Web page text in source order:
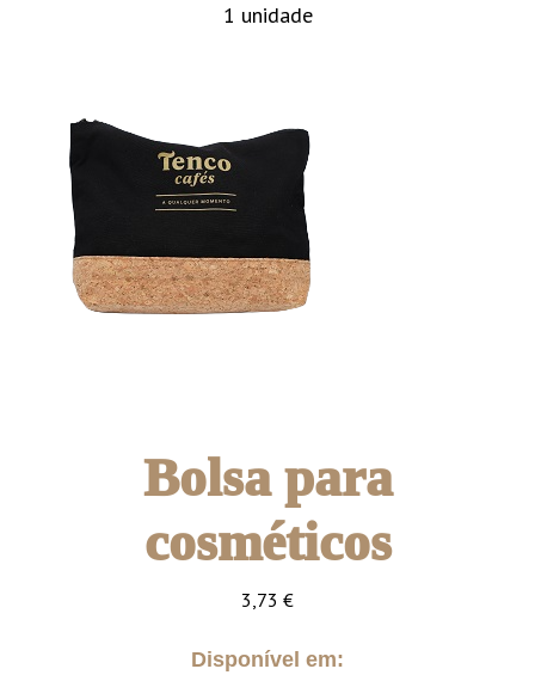
1 unidade
Bolsa para
cosméticos
3,73 €
Disponível em: